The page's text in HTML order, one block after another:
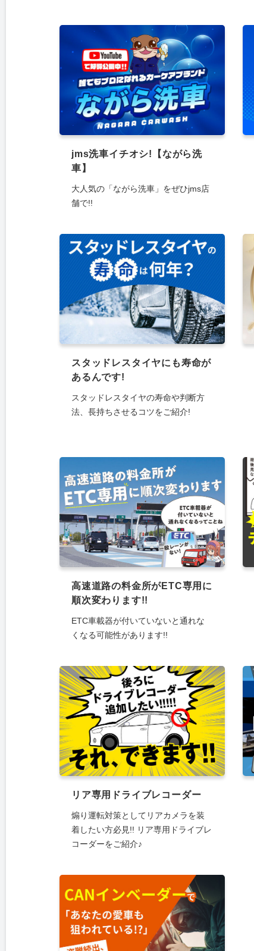
jms洗車イチオシ!【ながら洗
車】
大人気の「ながら洗車」をぜひjms店
舗で!!
スタッドレスタイヤにも寿命が
あるんです!
スタッドレスタイヤの寿命や判断方
法、長持ちさせるコツをご紹介!
高速道路の料金所がETC専用に
順次変わります!!
ETC車載器が付いていないと通れな
くなる可能性があります!!
リア専用ドライブレコーダー
煽り運転対策としてリアカメラを装
着したい方必見!! リア専用ドライブレ
コーダーをご紹介♪